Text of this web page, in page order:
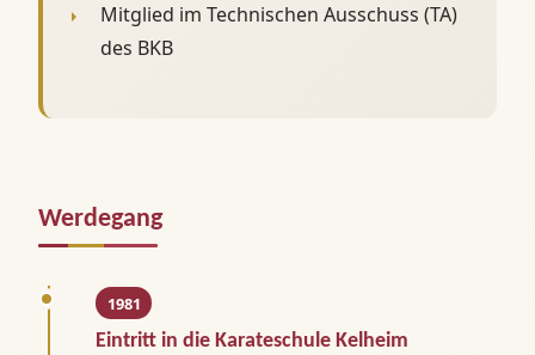
Mitglied im Technischen Ausschuss (TA)
des BKB
Werdegang
1981
Eintritt in die Karateschule Kelheim